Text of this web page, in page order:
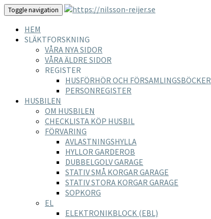
Toggle navigation
HEM
SLÄKTFORSKNING
VÅRA NYA SIDOR
VÅRA ÄLDRE SIDOR
REGISTER
HUSFÖRHÖR OCH FÖRSAMLINGSBÖCKER
PERSONREGISTER
HUSBILEN
OM HUSBILEN
CHECKLISTA KÖP HUSBIL
FÖRVARING
AVLASTNINGSHYLLA
HYLLOR GARDEROB
DUBBELGOLV GARAGE
STATIV SMÅ KORGAR GARAGE
STATIV STORA KORGAR GARAGE
SOPKORG
EL
ELEKTRONIKBLOCK (EBL)